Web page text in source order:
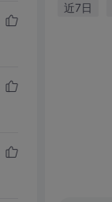
近7日